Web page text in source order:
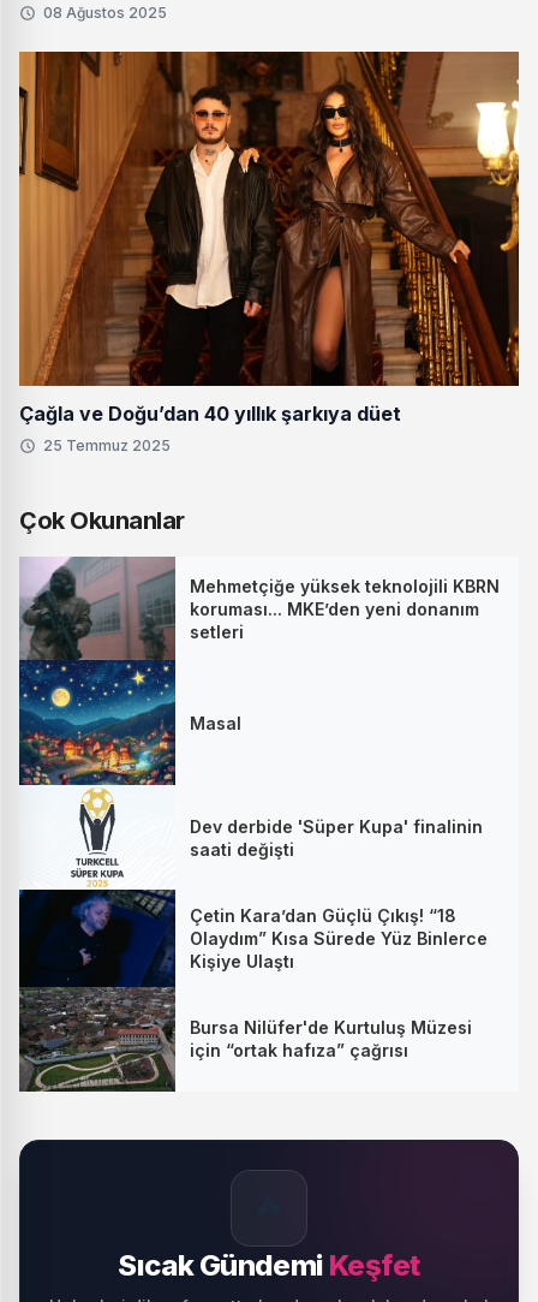
08 Ağustos 2025
Çağla ve Doğu’dan 40 yıllık şarkıya düet
25 Temmuz 2025
Çok Okunanlar
Mehmetçiğe yüksek teknolojili KBRN
koruması... MKE’den yeni donanım
setleri
Masal
Dev derbide 'Süper Kupa' finalinin
saati değişti
Çetin Kara’dan Güçlü Çıkış! “18
Olaydım” Kısa Sürede Yüz Binlerce
Kişiye Ulaştı
Bursa Nilüfer'de Kurtuluş Müzesi
için “ortak hafıza” çağrısı
Sıcak Gündemi Keşfet